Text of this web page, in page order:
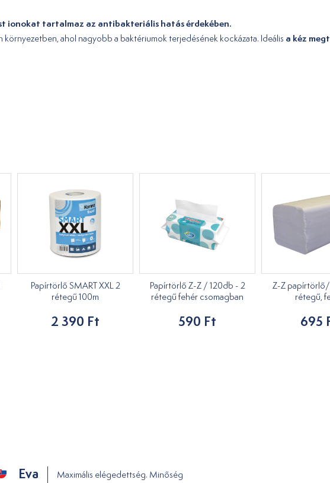
ionokat tartalmaz az antibakteriális hatás érdekében.
környezetben, ahol nagyobb a baktériumok terjedésének kockázata. Ideális a kéz
Papírtörlő SMART XXL 2
rétegű 100m
2 390 Ft
Papírtörlő Z-Z / 120db - 2
rétegű fehér csomagban
590 Ft
Z-Z
rétegű,
695
Eva Maximális elégedettség. Minőség